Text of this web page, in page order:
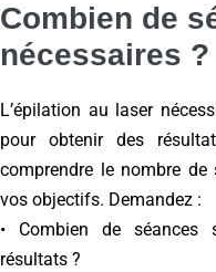
Combien de
nécessaires ?
L’épilation au laser
pour obtenir des
comprendre le nombre de
vos objectifs. Demandez :
• Combien de séances
résultats ?